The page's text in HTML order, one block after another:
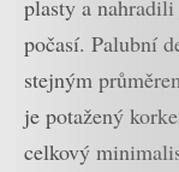
plasty a
počasí. Palubní
stejným
je potažený
celkový